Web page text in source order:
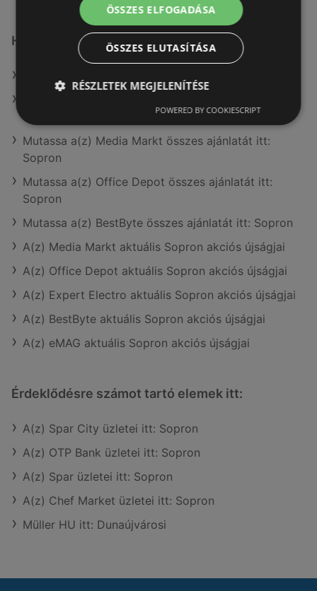
Hasonló kiskereskedők itt: Sopron
Sopron
Mutassa a(z) Media Markt összes ajánlatát itt:
Sopron
Mutassa a(z) Office Depot összes ajánlatát itt:
Sopron
Mutassa a(z) BestByte összes ajánlatát itt: Sopron
A(z) Media Markt aktuális Sopron akciós újságjai
A(z) Office Depot aktuális Sopron akciós újságjai
A(z) Expert Electro aktuális Sopron akciós újságjai
A(z) BestByte aktuális Sopron akciós újságjai
A(z) eMAG aktuális Sopron akciós újságjai
Érdeklődésre számot tartó elemek itt:
A(z) Spar City üzletei itt: Sopron
A(z) OTP Bank üzletei itt: Sopron
A(z) Spar üzletei itt: Sopron
A(z) Chef Market üzletei itt: Sopron
Müller HU itt: Dunaújvárosi
ÖSSZES ELFOGADÁSA
ÖSSZES ELUTASÍTÁSA
RÉSZLETEK MEGJELENÍTÉSE
POWERED BY COOKIESCRIPT